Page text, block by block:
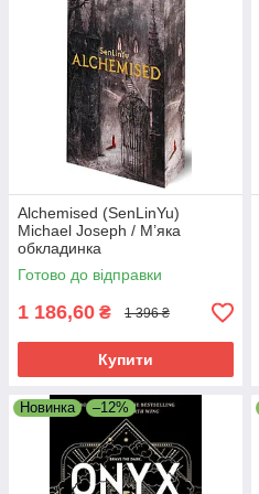
Alchemised (SenLinYu)
Michael Joseph / М’яка
обкладинка
Готово до відправки
1 186,60 ₴ 1 396 ₴
Купити
Новинка –12%